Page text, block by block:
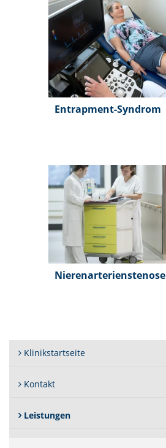
Entrapment-Syndrom
Nierenarterienstenose
Klinikstartseite
Kontakt
Leistungen(Standort)